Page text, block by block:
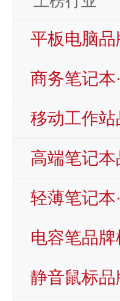
平板电脑品
移动工作站
高端笔记
电容笔品牌
静音鼠标品